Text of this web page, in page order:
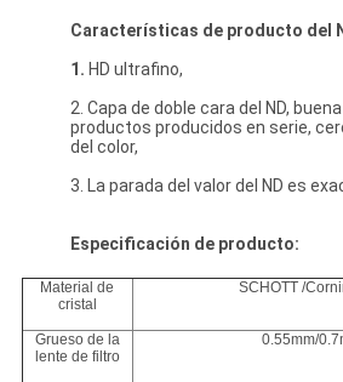
Características de producto del
1. HD ultrafino,
2. Capa de doble cara del ND,
productos producidos en serie,
del color,
3. La parada del valor del ND es
Especificación de producto:
Material de
cristal
SCHOTT /
Grueso de la
lente de filtro
0.55mm/